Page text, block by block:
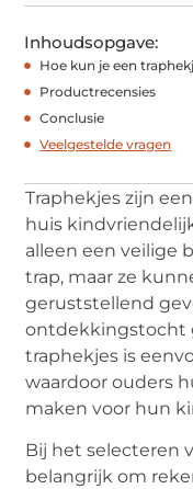
Inhoudsopgave:
Hoe kun je een
Productrecensies
Conclusie
Veelgestelde vragen
Traphekjes zijn
huis
alleen een veilige
trap, maar ze
geruststellend
ontdekkingstocht
traphekjes is
waardoor ouders
maken voor hun
Bij het selecteren
belangrijk om